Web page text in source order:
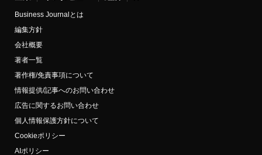
Business Journalとは
編集方針
会社概要
著者一覧
著作権/免責事項について
情報提供/記事へのお問い合わせ
広告に関するお問い合わせ
個人情報保護方針について
Cookieポリシー
AIポリシー